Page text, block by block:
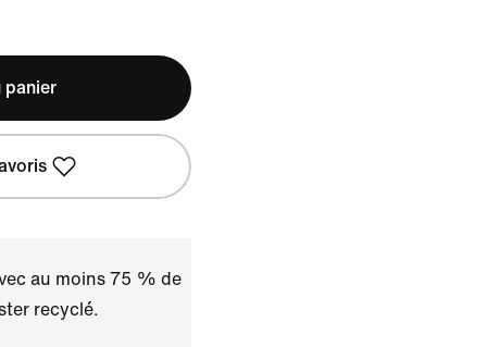
panier
au moins 75 % de
recyclé.